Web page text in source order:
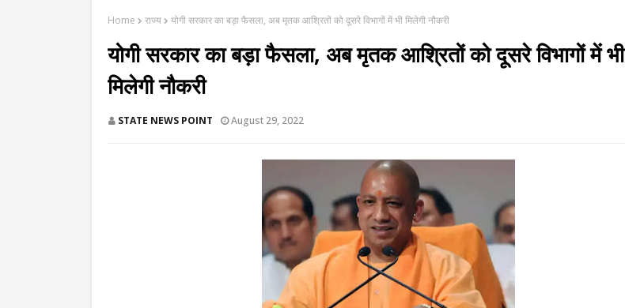
Home राज्य योगी सरकार का बड़ा फैसला, अब मृतक आश्रितों को दूसरे विभागों में भी मिलेगी नौकरी
योगी सरकार का बड़ा फैसला, अब मृतक आश्रितों को दूसरे विभागों में भी
मिलेगी नौकरी
STATE NEWS POINT August 29, 2022